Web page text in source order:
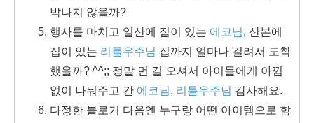
박나지 않을까?
행사를 마치고 일산에 집이 있는 에코님, 산본에
집이 있는 리틀우주님 집까지 얼마나 걸려서 도착
했을까? ^^;; 정말 먼 길 오셔서 아이들에게 아낌
없이 나눠주고 간 에코님, 리틀우주님 감사해요.
다정한 블로거 다음엔 누구랑 어떤 아이템으로 함